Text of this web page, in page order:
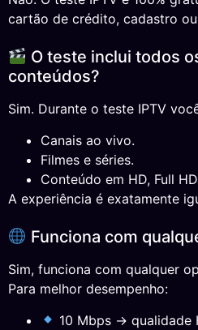
cartão de crédito, cadastro
O teste inclui todos
conteúdos?
Sim. Durante o teste IPTV
Canais ao vivo.
Filmes e séries.
Conteúdo em HD, Full
A experiência é exatamente
Funciona com
Sim, funciona com qualquer
Para melhor desempenho:
10 Mbps → qualidade